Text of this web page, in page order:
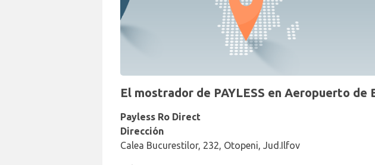
El mostrador de PAYLESS en Aeropuerto de
Payless Ro Direct
Dirección
Calea Bucurestilor, 232, Otopeni, Jud.Ilfov